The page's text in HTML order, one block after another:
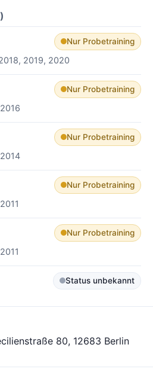
Nur Probetraining
2019, 2020
Nur Probetraining
Nur Probetraining
Nur Probetraining
Nur Probetraining
Status unbekannt
80, 12683 Berlin